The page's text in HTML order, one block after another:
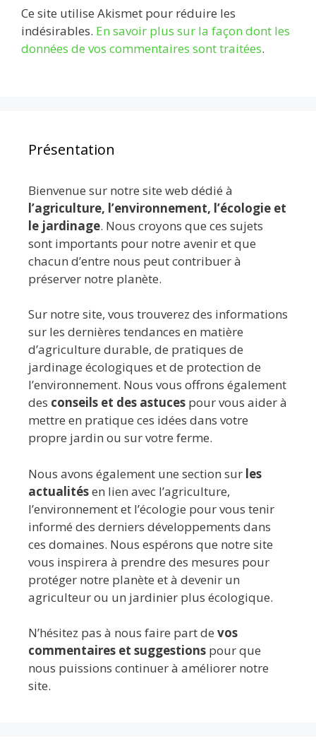
Ce site utilise Akismet pour réduire les
indésirables. En savoir plus sur la façon dont les
données de vos commentaires sont traitées.
Présentation
Bienvenue sur notre site web dédié à
l’agriculture, l’environnement, l’écologie et
le jardinage. Nous croyons que ces sujets
sont importants pour notre avenir et que
chacun d’entre nous peut contribuer à
préserver notre planète.
Sur notre site, vous trouverez des informations
sur les dernières tendances en matière
d’agriculture durable, de pratiques de
jardinage écologiques et de protection de
l’environnement. Nous vous offrons également
des conseils et des astuces pour vous aider à
mettre en pratique ces idées dans votre
propre jardin ou sur votre ferme.
Nous avons également une section sur les
actualitésen lien avec l’agriculture,
l’environnement et l’écologie pour vous tenir
informé des derniers développements dans
ces domaines. Nous espérons que notre site
vous inspirera à prendre des mesures pour
protéger notre planète et à devenir un
agriculteur ou un jardinier plus écologique.
N’hésitez pas à nous faire part de vos
commentaires et suggestions pour que
nous puissions continuer à améliorer notre
site.